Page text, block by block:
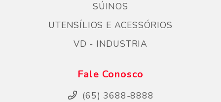
SÚINOS
UTENSÍLIOS E ACESSÓRIOS
VD - INDUSTRIA
Fale Conosco
(65) 3688-8888